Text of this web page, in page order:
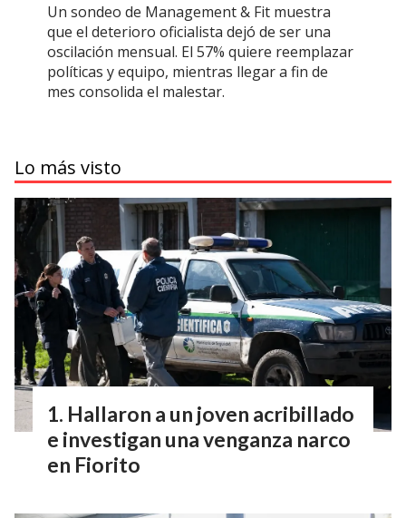
Un sondeo de Management & Fit muestra
que el deterioro oficialista dejó de ser una
oscilación mensual. El 57% quiere reemplazar
políticas y equipo, mientras llegar a fin de
mes consolida el malestar.
Lo más visto
Hallaron a un joven acribillado
e investigan una venganza narco
en Fiorito